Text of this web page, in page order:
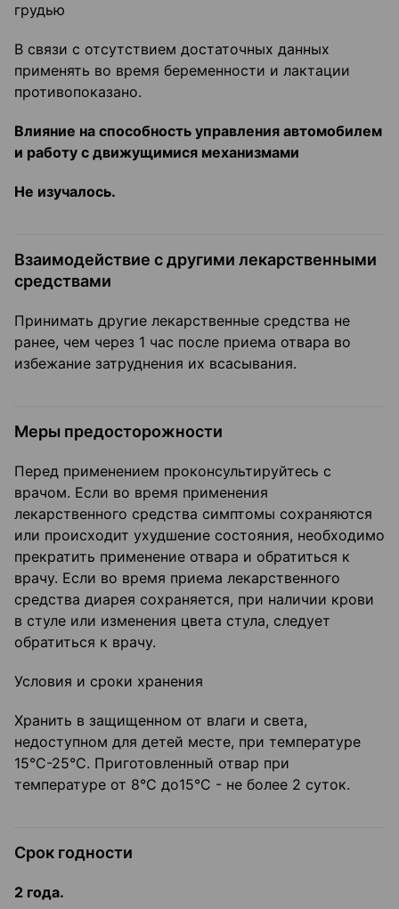
грудью
В связи с отсутствием достаточных данных
применять во время беременности и лактации
противопоказано.
Влияние на способность управления автомобилем
и работу с движущимися механизмами
Не изучалось.
Взаимодействие с другими лекарственными
средствами
Принимать другие лекарственные средства не
ранее, чем через 1 час после приема отвара во
избежание затруднения их всасывания.
Меры предосторожности
Перед применением проконсультируйтесь с
врачом. Если во время применения
лекарственного средства симптомы сохраняются
или происходит ухудшение состояния, необходимо
прекратить применение отвара и обратиться к
врачу. Если во время приема лекарственного
средства диарея сохраняется, при наличии крови
в стуле или изменения цвета стула, следует
обратиться к врачу.
Условия и сроки хранения
Хранить в защищенном от влаги и света,
недоступном для детей месте, при температуре
15°С-25°С. Приготовленный отвар при
температуре от 8°С до15°С - не более 2 суток.
Срок годности
2 года.